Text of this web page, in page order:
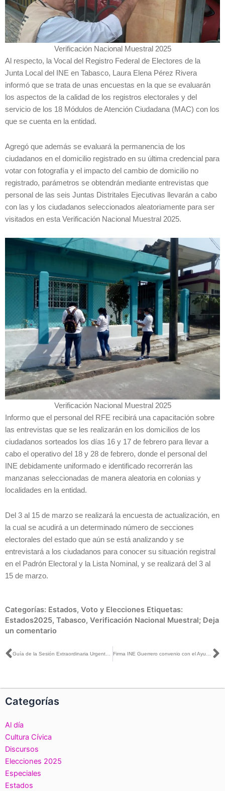
Verificación Nacional Muestral 2025
Al respecto, la Vocal del Registro Federal de Electores de la
Junta Local del INE en Tabasco, Laura Elena Pérez Rivera
informó que se trata de unas encuestas en la que se evaluarán
los aspectos de la calidad de los registros electorales y del
servicio de los 18 Módulos de Atención Ciudadana (MAC) con los
que se cuenta en la entidad.
Agregó que además se evaluará la permanencia de los
ciudadanos en el domicilio registrado en su última credencial para
votar con fotografía y el impacto del cambio de domicilio no
registrado, parámetros se obtendrán mediante entrevistas que
personal de las seis Juntas Distritales Ejecutivas llevarán a cabo
con las y los ciudadanos seleccionados aleatoriamente para ser
visitados en esta Verificación Nacional Muestral 2025.
Verificación Nacional Muestral 2025
Informo que el personal del RFE recibirá una capacitación sobre
las entrevistas que se les realizarán en los domicilios de los
ciudadanos sorteados los días 16 y 17 de febrero para llevar a
cabo el operativo del 18 y 28 de febrero, donde el personal del
INE debidamente uniformado e identificado recorrerán las
manzanas seleccionadas de manera aleatoria en colonias y
localidades en la entidad.
Del 3 al 15 de marzo se realizará la encuesta de actualización, en
la cual se acudirá a un determinado número de secciones
electorales del estado que aún se está analizando y se
entrevistará a los ciudadanos para conocer su situación registral
en el Padrón Electoral y la Lista Nominal, y se realizará del 3 al
15 de marzo.
Categorías: Estados, Voto y Elecciones Etiquetas:
Estados2025, Tabasco, Verificación Nacional Muestral; Deja
un comentario
Ant Guía de la Sesión Extraordinaria Urgente del Consejo General, 17 de febrero de 2025 Firma INE Guerrero convenio con el Ayuntamiento de Mochitlán
Categorías
Al día
Cultura Cívica
Discursos
Elecciones 2025
Especiales
Estados